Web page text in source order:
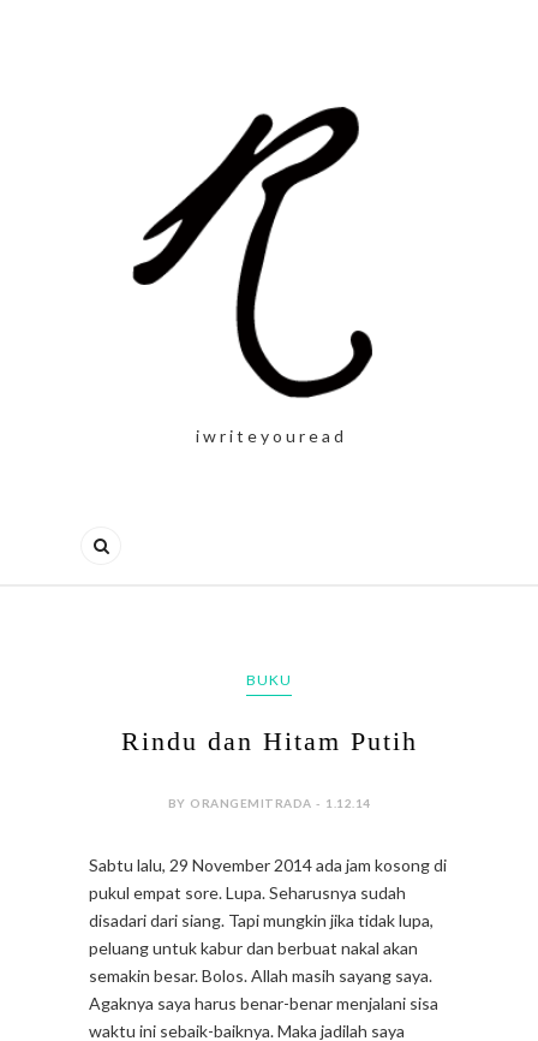
i w r i t e y o u r e a d
BUKU
Rindu dan Hitam Putih
BY ORANGEMITRADA - 1.12.14
Sabtu lalu, 29 November 2014 ada jam kosong di
pukul empat sore. Lupa. Seharusnya sudah
disadari dari siang. Tapi mungkin jika tidak lupa,
peluang untuk kabur dan berbuat nakal akan
semakin besar. Bolos. Allah masih sayang saya.
Agaknya saya harus benar-benar menjalani sisa
waktu ini sebaik-baiknya. Maka jadilah saya